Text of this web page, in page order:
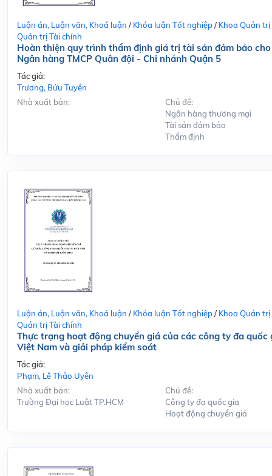
Luận án, Luận văn, Khoá luận / Khóa luận Tốt nghiệp/ Khoa Quản trị
Quản trị Tài chính
Hoàn thiện quy trình thẩm định giá trị tài sản đảm bảo
Ngân hàng TMCP Quân đội - Chi nhánh Quận 5
Tác giả:
Trương, Bửu Tuyền
Nhà xuất bản:
Chủ đề:
Ngân hàng thương mại
Tài sản đảm bảo
Thẩm định
Luận án, Luận văn, Khoá luận / Khóa luận Tốt nghiệp/ Khoa Quản trị
Quản trị Tài chính
Thực trạng hoạt động chuyển giá của các công ty đa quốc
Việt Nam và giải pháp kiểm soát
Tác giả:
Phạm, Lê Thảo Uyên
Nhà xuất bản:
Trường Đại học Luật TP.HCM
Chủ đề:
Công ty đa quốc gia
Hoạt động chuyển giá